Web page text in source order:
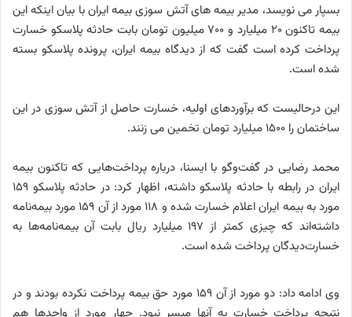
بسپار می نویسد، مدیر بیمه های آتش سوزی بیمه ایران با بیان اینکه این
بیمه تاکنون ۲۰ میلیارد و ۷۰۰ میلیون تومان بابت حادثه پلاسکو خسارت
پرداخت کرده است گفت که از دیدگاه بیمه ایران، پرونده پلاسکو بسته
شده است.
این درحالیست که برآوردهای اولیه، خسارت حاصل از آتش سوزی در این
ساختمان را 1500 میلیارد تومان تخمین می زنند.
محمد رضایی در گفت‌وگو با ایسنا، درباره پرداخت‌هایی که تاکنون بیمه
ایران در رابطه با حادثه پلاسکو داشته، اظهار کرد: در حادثه پلاسکو ۱۵۹
مورد به بیمه ایران اعلام خسارت شده و ۱۱۸ مورد از آن ۱۵۹ مورد بیمه‌نامه
داشته‌اند که چیزی کمتر از ۱۹۷ میلیارد ریال بابت آن بیمه‌نامه‌ها به
خسارت‌دیدگان پرداخت شده است.
وی ادامه داد: دو مورد از آن ۱۵۹ مورد حق بیمه پرداخت نکرده بودند و در
نتیجه پرداخت خسارت به آنها میسر نبود. چهار مورد از واحدها هم